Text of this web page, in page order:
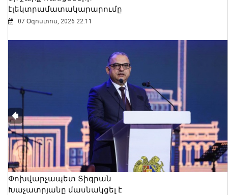
էլեկտրամատակարարումը
07 Օգոստոս, 2026 22:11
Փոխվարչապետ Տիգրան
Խաչատրյանը մասնակցել է